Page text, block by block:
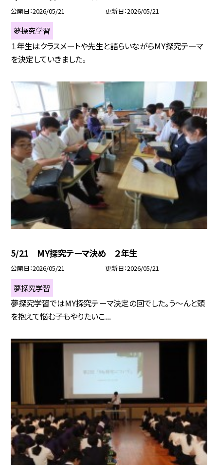
公開日 2026/05/21 更新日 2026/05/21
夢探究学習
１年生はクラスメートや先生と語らいながらMY探究テーマ
を決定していきました。
5/21 MY探究テーマ決め ２年生
公開日 2026/05/21 更新日 2026/05/21
夢探究学習
夢探究学習ではMY探究テーマ決定の回でした。う～んと頭
を抱えて悩む子もやりたいこ...